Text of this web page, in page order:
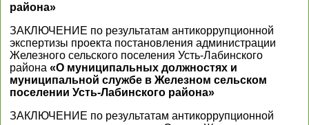
района»
ЗАКЛЮЧЕНИЕ по результатам антикоррупционной
экспертизы проекта постановления администрации
Железного сельского поселения Усть-Лабинского
района «О муниципальных должностях и
муниципальной службе в Железном сельском
поселении Усть-Лабинского района»
ЗАКЛЮЧЕНИЕ по результатам антикоррупционной